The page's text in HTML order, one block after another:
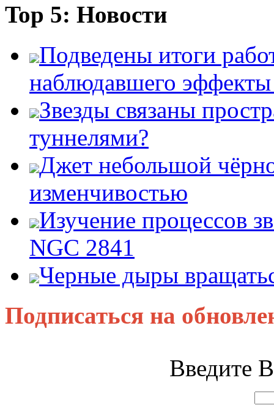
Top 5: Новости
Подведены итоги
наблюдавшего
Звезды связаны
туннелями?
Джет небольшой
изменчивостью
Изучение процессов
NGC 2841
Черные дыры
Подписаться на
Введите